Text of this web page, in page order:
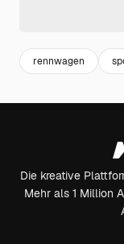
rennwagen
Die kreative
Mehr als 1 Million